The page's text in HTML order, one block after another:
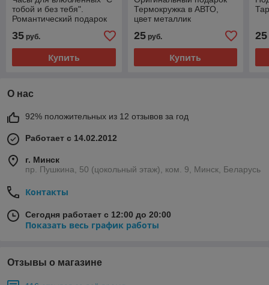
тобой и без тебя".
Романтический подарок
35 руб.
Купить
Термокружка в АВТО,
цвет металлик
25руб.
Купить
25
О нас
92% положительных из 12 отзывов за год
Работает с 14.02.2012
г. Минск
пр. Пушкина, 50 (цокольный этаж), ком. 9, Минск, Беларусь
Контакты
Сегодня работает с 12:00 до 20:00
Показать весь график работы
Отзывы о магазине